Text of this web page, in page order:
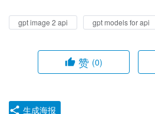
gpt image 2 api gpt models for api
赞 (0)
生成海报